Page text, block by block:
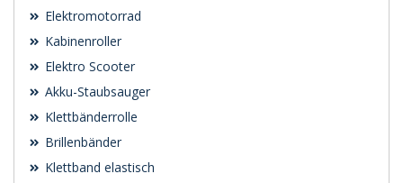
Elektromotorrad
Kabinenroller
Elektro Scooter
Akku-Staubsauger
Klettbänderrolle
Brillenbänder
Klettband elastisch